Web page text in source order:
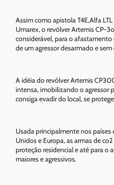
Assim como apistola T4E,Alfa
Umarex, o revólver Artemis CP-
considerável, para o
de um agressor desarmado e
A idéia do revólver Artemis
intensa, imobilizando o agressor
consiga evadir do local, se
Usada principalmente nos
Unidos e Europa, as armas de
proteção residencial e até para o
maiores e agressivos.